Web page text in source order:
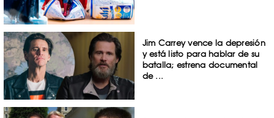
Jim Carrey vence la depresión
y está listo para hablar de su
batalla; estrena documental
de ...